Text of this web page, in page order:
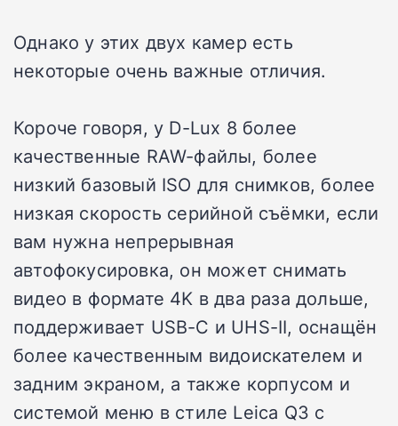
Однако у этих двух камер есть
некоторые очень важные отличия.
Короче говоря, у D-Lux 8 более
качественные RAW-файлы, более
низкий базовый ISO для снимков, более
низкая скорость серийной съёмки, если
вам нужна непрерывная
автофокусировка, он может снимать
видео в формате 4K в два раза дольше,
поддерживает USB-C и UHS-II, оснащён
более качественным видоискателем и
задним экраном, а также корпусом и
системой меню в стиле Leica Q3 с